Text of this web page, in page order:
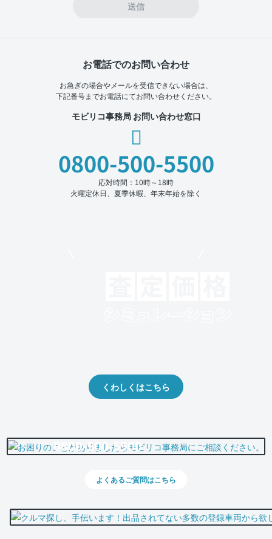
送信
お電話でのお問い合わせ
お急ぎの場合やメールを受信できない場合は、
下記番号までお電話にてお問い合わせください。
モビリコ事務局 お問い合わせ窓口
0800-500-5500
応対時間：10時～18時
火曜定休日、夏季休暇、年末年始を除く
くわしくはこちら
0800-500-5500
よくあるご質問はこちら